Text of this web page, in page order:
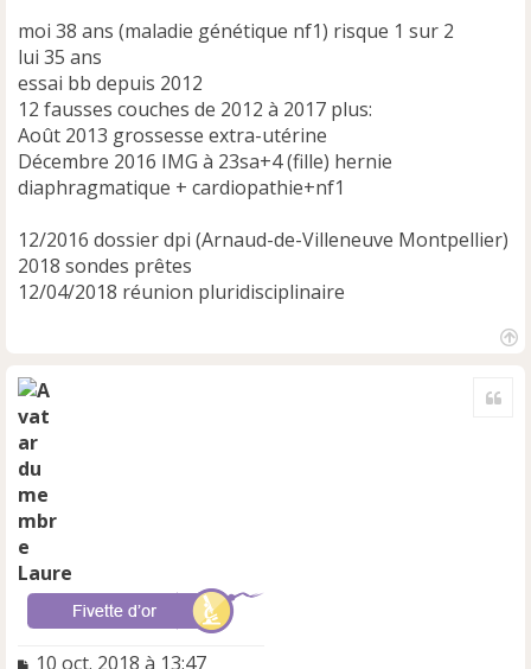
o
n
l
u
moi 38 ans (maladie génétique nf1) risque 1 sur 2
lui 35 ans
essai bb depuis 2012
12 fausses couches de 2012 à 2017 plus:
Août 2013 grossesse extra-utérine
Décembre 2016 IMG à 23sa+4 (fille) hernie
diaphragmatique + cardiopathie+nf1
12/2016 dossier dpi (Arnaud-de-Villeneuve Montpellier)
2018 sondes prêtes
12/04/2018 réunion pluridisciplinaire
Laure
M
10 oct. 2018 à 13:47